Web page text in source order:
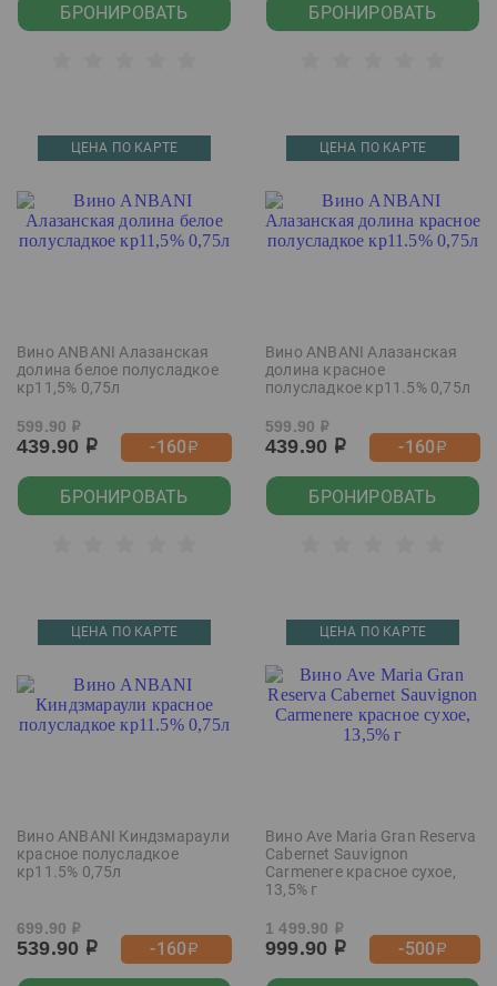
БРОНИРОВАТЬ БРОНИРОВАТЬ
ЦЕНА ПО КАРТЕ
Вино ANBANI Алазанская
долина белое полусладкое
кр11,5% 0,75л
599.90 р
439.90 р -160р
БРОНИРОВАТЬ
ЦЕНА ПО КАРТЕ
Вино ANBANI Алазанская
долина красное
полусладкое кр11.5% 0,75л
599.90 р
439.90 р -160р
БРОНИРОВАТЬ
ЦЕНА ПО КАРТЕ
Вино ANBANI Киндзмараули
красное полусладкое
кр11.5% 0,75л
699.90 р
539.90 р -160р
ЦЕНА ПО КАРТЕ
Вино Ave Maria Gran Reserva
Cabernet Sauvignon
Carmenere красное сухое,
13,5% г
1 499.90 р
999.90 р -500р